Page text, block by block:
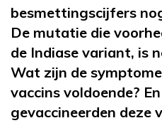
besmettingscijfers
De mutatie die
de Indiase variant, is
Wat zijn de
vaccins voldoende?
gevaccineerden deze